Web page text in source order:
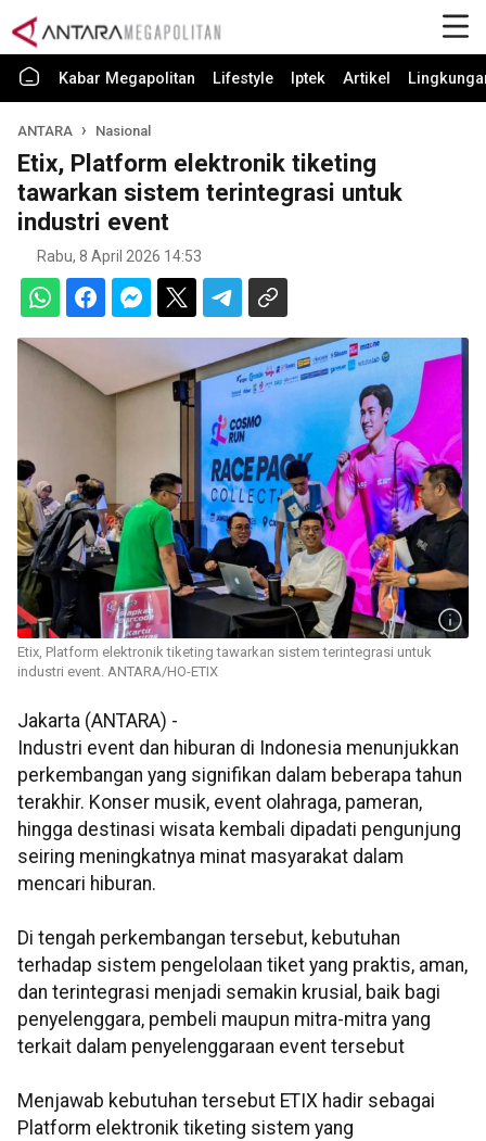
Kabar Megapolitan Lifestyle Iptek Artikel
ANTARA Nasional
Etix, Platform elektronik tiketing
tawarkan sistem terintegrasi untuk
industri event
Rabu, 8 April 2026 14:53
Etix, Platform elektronik tiketing tawarkan sistem terintegrasi untuk
industri event. ANTARA/HO-ETIX
Jakarta (ANTARA) -
Industri event dan hiburan di Indonesia menunjukkan
perkembangan yang signifikan dalam beberapa tahun
terakhir. Konser musik, event olahraga, pameran,
hingga destinasi wisata kembali dipadati pengunjung
seiring meningkatnya minat masyarakat dalam
mencari hiburan.
Di tengah perkembangan tersebut, kebutuhan
terhadap sistem pengelolaan tiket yang praktis, aman,
dan terintegrasi menjadi semakin krusial, baik bagi
penyelenggara, pembeli maupun mitra-mitra yang
terkait dalam penyelenggaraan event tersebut
Menjawab kebutuhan tersebut ETIX hadir sebagai
Platform elektronik tiketing sistem yang